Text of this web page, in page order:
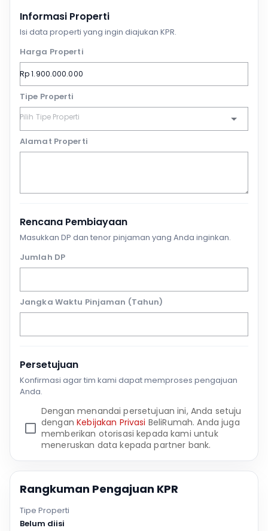
Informasi Properti
Isi data properti yang ingin diajukan KPR.
Harga Properti
Tipe Properti
Alamat Properti
Rencana Pembiayaan
Masukkan DP dan tenor pinjaman yang Anda inginkan.
Jumlah DP
Jangka Waktu Pinjaman (Tahun)
Persetujuan
Konfirmasi agar tim kami dapat memproses pengajuan
Anda.
Dengan menandai persetujuan ini, Anda setuju
denganKebijakan Privasi BeliRumah. Anda juga
memberikan otorisasi kepada kami untuk
meneruskan data kepada partner bank.
Rangkuman Pengajuan KPR
Tipe Properti
Belum diisi